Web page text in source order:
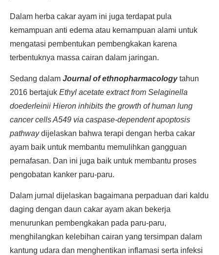
Dalam herba cakar ayam ini juga terdapat pula
kemampuan anti edema atau kemampuan alami untuk
mengatasi pembentukan pembengkakan karena
terbentuknya massa cairan dalam jaringan.
Sedang dalam Journal of ethnopharmacologytahun
2016 bertajuk Ethyl acetate extract from Selaginella
doederleinii Hieron inhibits the growth of human lung
cancer cells A549 via caspase-dependent apoptosis
pathwaydijelaskan bahwa terapi dengan herba cakar
ayam baik untuk membantu memulihkan gangguan
pernafasan. Dan ini juga baik untuk membantu proses
pengobatan kanker paru-paru.
Dalam jurnal dijelaskan bagaimana perpaduan dari kaldu
daging dengan daun cakar ayam akan bekerja
menurunkan pembengkakan pada paru-paru,
menghilangkan kelebihan cairan yang tersimpan dalam
kantung udara dan menghentikan inflamasi serta infeksi